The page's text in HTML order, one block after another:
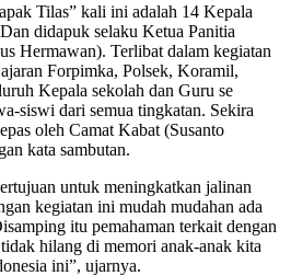
Tilas” kali ini adalah 14 Kepala
didapuk selaku Ketua Panitia
Hermawan). Terlibat dalam kegiatan
Forpimka, Polsek, Koramil,
Kepala sekolah dan Guru se
siswi dari semua tingkatan. Sekira
oleh Camat Kabat (Susanto
kata sambutan.
untuk meningkatkan jalinan
kegiatan ini mudah mudahan ada
itu pemahaman terkait dengan
hilang di memori anak-anak kita
ini”, ujarnya.